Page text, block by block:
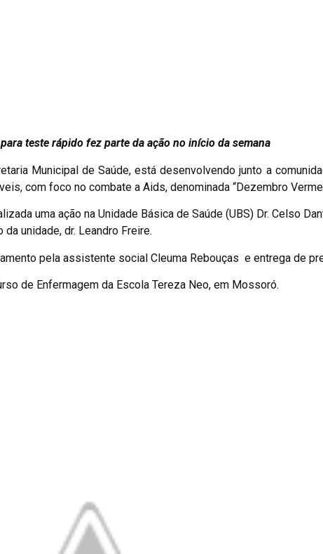
teste rápido fez parte da ação no início da semana
Municipal de Saúde, está desenvolvendo junto a
com foco no combate a Aids, denominada “Dezembro
uma ação na Unidade Básica de Saúde (UBS) Dr. Celso
unidade, dr. Leandro Freire.
pela assistente social Cleuma Rebouças e entrega de
de Enfermagem da Escola Tereza Neo, em Mossoró.